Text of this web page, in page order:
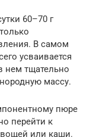
60–70 г
В самом
усваивается
нем тщательно
массу.
пюре
перейти к
или каши.